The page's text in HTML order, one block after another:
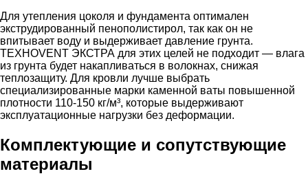
Для утепления цоколя и фундамента оптимален
экструдированный пенополистирол, так как он не
впитывает воду и выдерживает давление грунта.
ТЕХНОVENT ЭКСТРА для этих целей не подходит — влага
из грунта будет накапливаться в волокнах, снижая
теплозащиту. Для кровли лучше выбрать
специализированные марки каменной ваты повышенной
плотности 110-150 кг/м³, которые выдерживают
эксплуатационные нагрузки без деформации.
Комплектующие и сопутствующие
материалы